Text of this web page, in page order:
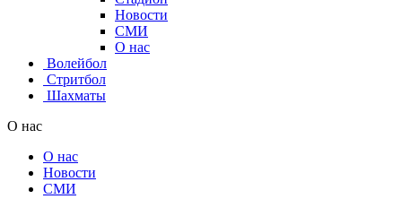
Новости
СМИ
О нас
Волейбол
Стритбол
Шахматы
О нас
О нас
Новости
СМИ